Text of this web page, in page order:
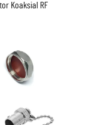
Koaksial RF